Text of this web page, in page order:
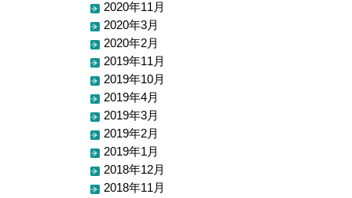
2020年11月
2020年3月
2020年2月
2019年11月
2019年10月
2019年4月
2019年3月
2019年2月
2019年1月
2018年12月
2018年11月